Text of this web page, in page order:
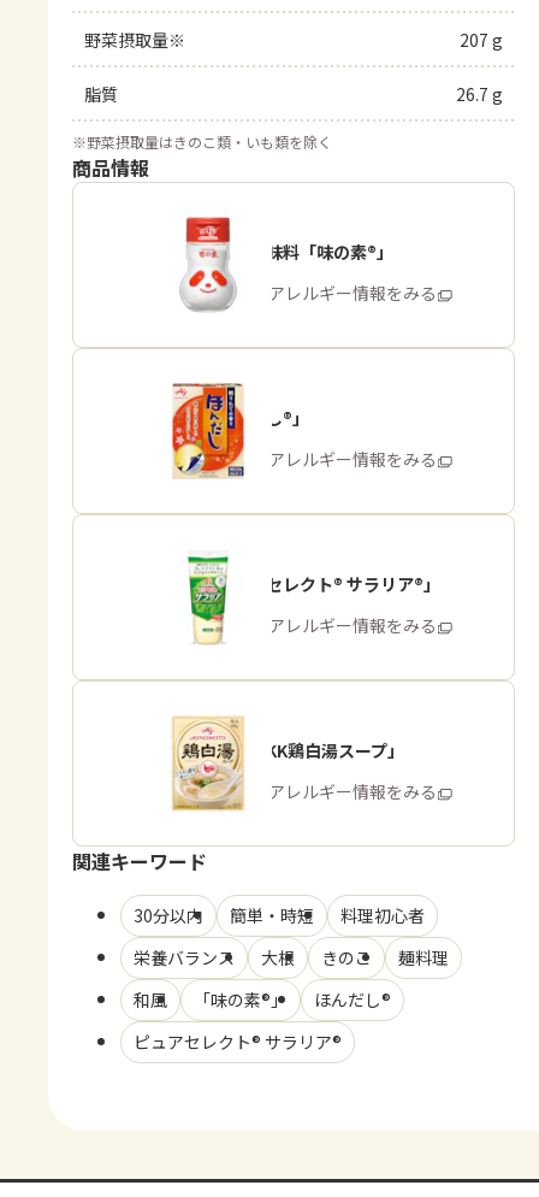
野菜摂取量※ 207 g
脂質 26.7 g
※野菜摂取量はきのこ類・いも類を除く
商品情報
うま味調味料「味の素®」
商品・アレルギー情報をみる
「ほんだし®」
商品・アレルギー情報をみる
「ピュアセレクト® サラリア®」
商品・アレルギー情報をみる
「味の素KK鶏白湯スープ」
商品・アレルギー情報をみる
関連キーワード
30分以内 簡単・時短
料理初心者
栄養バランス
大根 きのこ
麺料理
和風
「味の素®」
ほんだし®
ピュアセレクト® サラリア®